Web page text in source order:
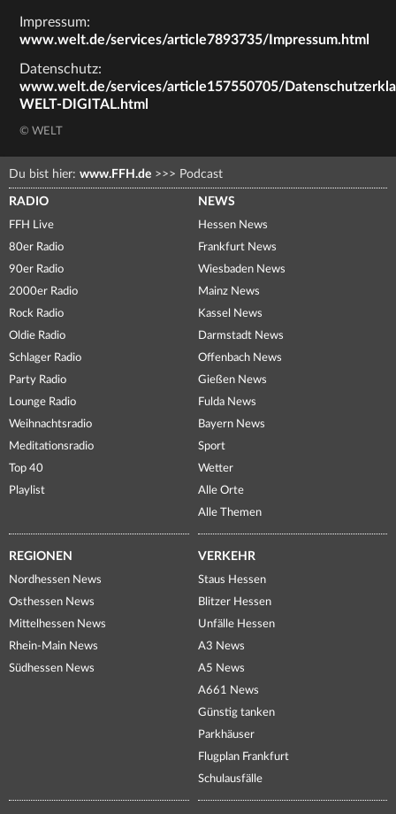
Impressum:
www.welt.de/services/article7893735/Impressum.html
Datenschutz:
www.welt.de/services/article157550705/
WELT-DIGITAL.html
© WELT
Du bist hier: www.FFH.de >>> Podcast
RADIO
FFH Live
80er Radio
90er Radio
2000er Radio
Rock Radio
Oldie Radio
Schlager Radio
Party Radio
Lounge Radio
Weihnachtsradio
Meditationsradio
Top 40
Playlist
NEWS
Hessen News
Frankfurt News
Wiesbaden News
Mainz News
Kassel News
Darmstadt News
Offenbach News
Gießen News
Fulda News
Bayern News
Sport
Wetter
Alle Orte
Alle Themen
REGIONEN
Nordhessen News
Osthessen News
Mittelhessen News
Rhein-Main News
Südhessen News
VERKEHR
Staus Hessen
Blitzer Hessen
Unfälle Hessen
A3 News
A5 News
A661 News
Günstig tanken
Parkhäuser
Flugplan Frankfurt
Schulausfälle